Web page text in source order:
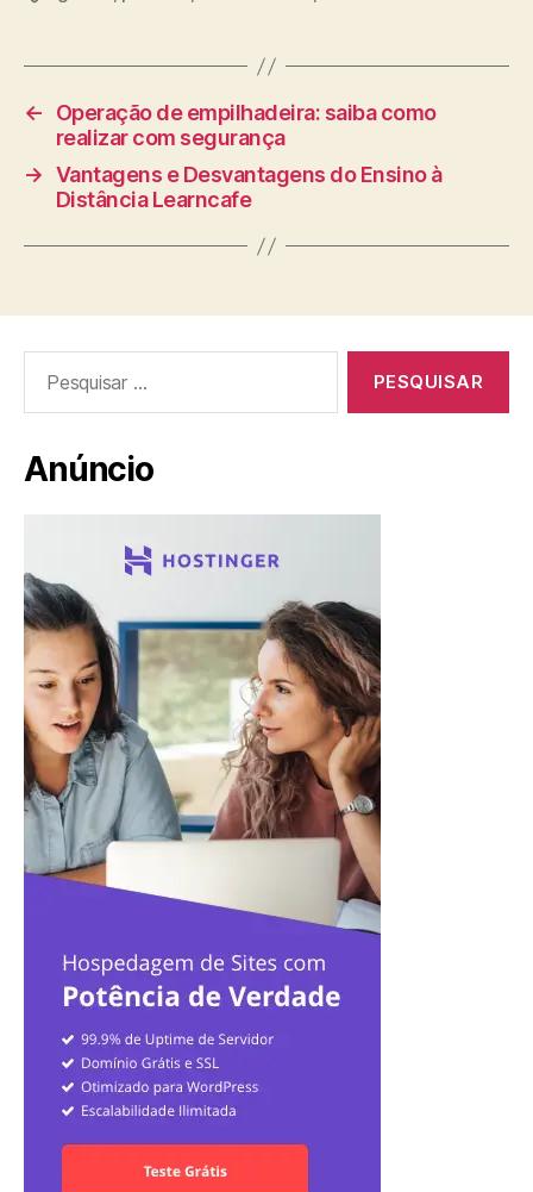
←
Operação de empilhadeira: saiba como
realizar com segurança
→ Vantagens e Desvantagens do Ensino à
Distância Learncafe
por:
Anúncio